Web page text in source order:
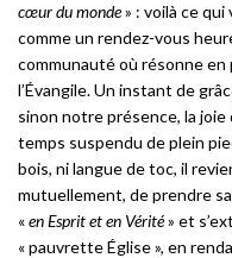
cœur du monde» : voilà ce qui
comme un rendez-vous
communauté où résonne
l’Évangile. Un instant de
sinon notre présence, la
temps suspendu de plein
bois, ni langue de toc, il
mutuellement, de prendre
«en Esprit et en Vérité» et
« pauvrette Église », en